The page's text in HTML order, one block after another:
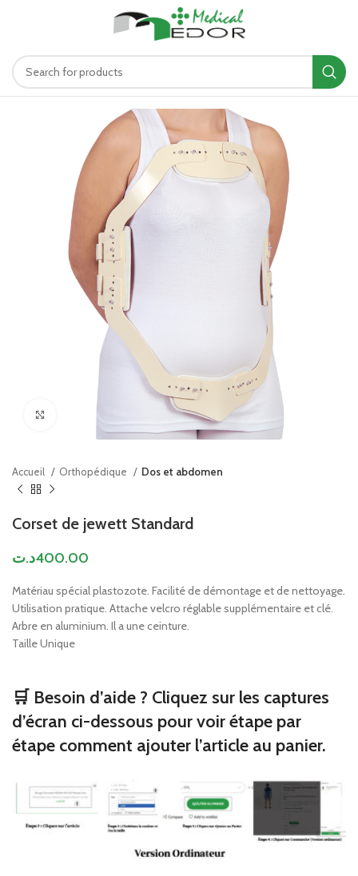
Accueil Orthopédique Dos et abdomen
Corset de jewett Standard
400.00د.ت
Matériau spécial plastozote. Facilité de démontage et de nettoyage.
Utilisation pratique. Attache velcro réglable supplémentaire et clé.
Arbre en aluminium. Il a une ceinture.
Taille Unique
🛒 Besoin d’aide ? Cliquez sur les captures
d’écran ci-dessous pour voir étape par
étape comment ajouter l’article au panier.